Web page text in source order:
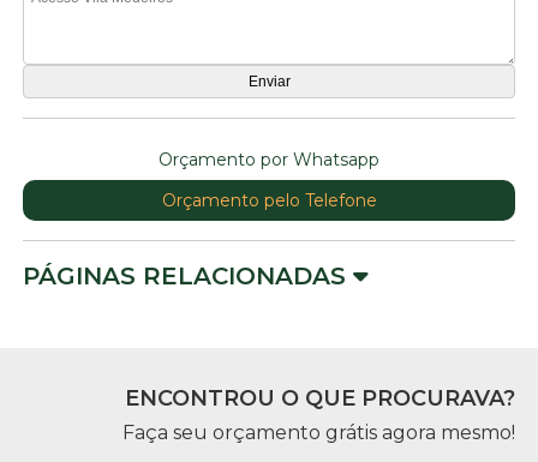
Orçamento por Whatsapp
Orçamento pelo Telefone
PÁGINAS RELACIONADAS
ENCONTROU O QUE PROCURAVA?
Faça seu orçamento grátis agora mesmo!